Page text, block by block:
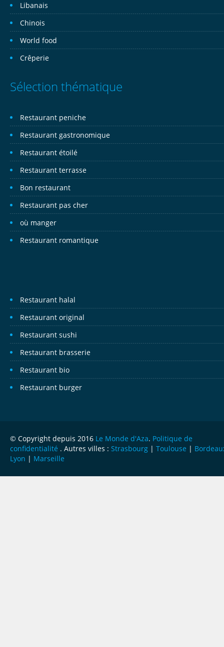
Libanais
Chinois
World food
Crêperie
Sélection thématique
Restaurant peniche
Restaurant gastronomique
Restaurant étoilé
Restaurant terrasse
Bon restaurant
Restaurant pas cher
où manger
Restaurant romantique
Restaurant halal
Restaurant original
Restaurant sushi
Restaurant brasserie
Restaurant bio
Restaurant burger
© Copyright depuis 2016 Le Monde d'Aza. Politique de
confidentialité . Autres villes : Strasbourg | Toulouse |
Lyon | Marseille